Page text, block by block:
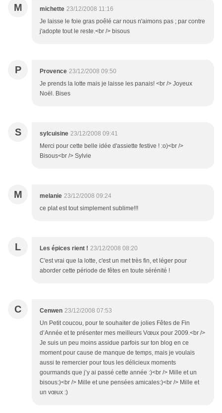
M michette 23/12/2008 11:16
Je laisse le foie gras poêlé car nous n'aimons pas ; par contre
j'adopte tout le reste.<br /> bisous
P Provence 23/12/2008 09:50
Je prends la lotte mais je laisse les panais! <br /> Joyeux
Noël. Bises
S sylcuisine 23/12/2008 09:41
Merci pour cette belle idée d'assiette festive ! :o)<br />
Bisous<br /> Sylvie
M melanie 23/12/2008 09:24
ce plat est tout simplement sublime!!!
L Les épices rient ! 23/12/2008 08:20
C'est vrai que la lotte, c'est un met très fin, et léger pour
aborder cette période de fêtes en toute sérénité !
C Cenwen 23/12/2008 07:53
Un Petit coucou, pour te souhaiter de jolies Fêtes de Fin
d’Année et te présenter mes meilleurs Vœux pour 2009.<br />
Je suis un peu moins assidue parfois sur ton blog en ce
moment pour cause de manque de temps, mais je voulais
aussi te remercier pour tous les délicieux moments
gourmands que j’y ai passé cette année :)<br /> Mille et un
bisous:)<br /> Mille et une pensées amicales:)<br /> Mille et
un vœux :)